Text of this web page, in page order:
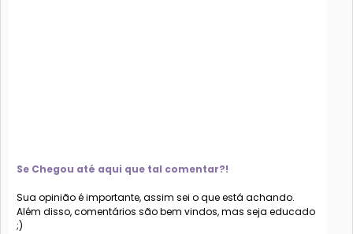
Se Chegou até aqui que tal comentar?!
Sua opinião é importante, assim sei o que está achando.
Além disso, comentários são bem vindos, mas seja educado
;)